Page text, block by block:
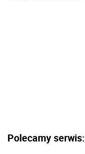
Polecamy serwis: